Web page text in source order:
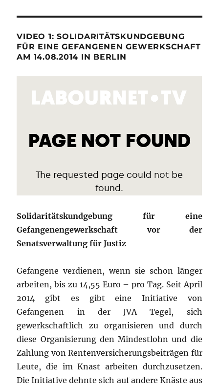
VIDEO 1: SOLIDARITÄTSKUNDGEBUNG
FÜR EINE GEFANGENEN GEWERKSCHAFT
AM 14.08.2014 IN BERLIN
Solidaritätskundgebung für eine
Gefangenengewerkschaft vor der
Senatsverwaltung für Justiz
Gefangene verdienen, wenn sie schon länger
arbeiten, bis zu 14,55 Euro – pro Tag. Seit April
2014 gibt es gibt eine Initiative von
Gefangenen in der JVA Tegel, sich
gewerkschaftlich zu organisieren und durch
diese Organisierung den Mindestlohn und die
Zahlung von Rentenversicherungsbeiträgen für
Leute, die im Knast arbeiten durchzusetzen.
Die Initiative dehnte sich auf andere Knäste aus